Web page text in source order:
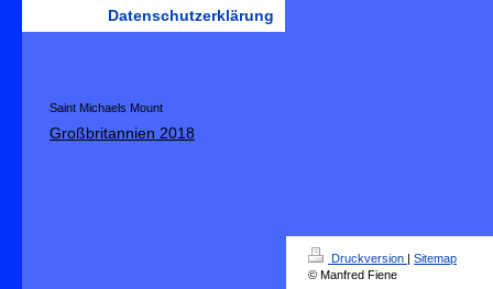
Datenschutzerklärung
Saint Michaels Mount
Großbritannien 2018
Druckversion | Sitemap
© Manfred Fiene